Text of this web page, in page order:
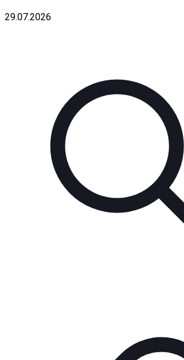
29.07.2026